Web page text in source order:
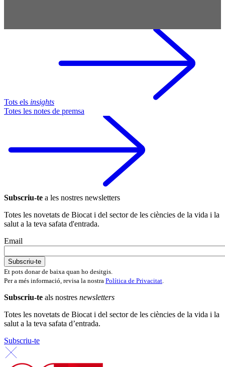
Tots els insights
Totes les notes de premsa
Subscriu-te a les nostres newsletters
Totes les novetats de Biocat i del sector de les ciències de la vida i la
salut a la teva safata d'entrada.
Email
Et pots donar de baixa quan ho desitgis.
Per a més informació, revisa la nostra Política de Privacitat.
Subscriu-te als nostres newsletters
Totes les novetats de Biocat i del sector de les ciències de la vida i la
salut a la teva safata d’entrada.
Subscriu-te